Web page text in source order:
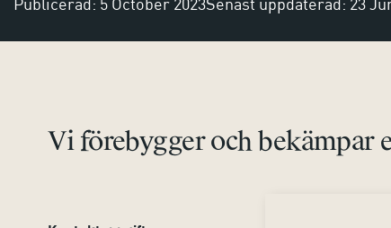
Vi förebygger och bekämpar